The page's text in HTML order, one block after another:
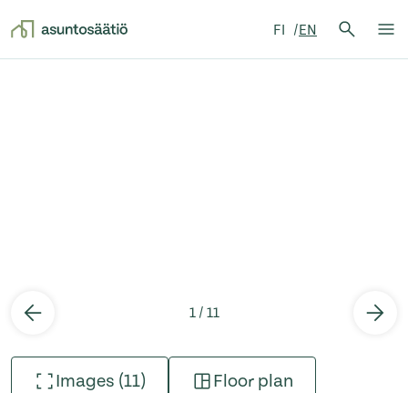
FI EN
Search
1 / 11
Images (11) Floor plan